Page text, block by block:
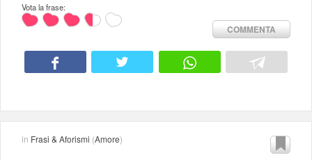
Vota la frase:
COMMENTA
in Frasi & Aforismi (Amore)